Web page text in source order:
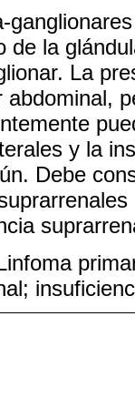
de la
La
abdominal,
y la
Debe